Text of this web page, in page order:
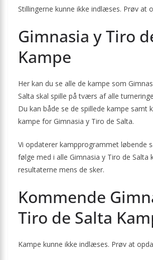
Stillingerne kunne ikke indlæses. Prøv at
Gimnasia y Tiro
Kampe
Her kan du se alle de kampe som
Salta skal spille på tværs af alle
Du kan både se de spillede kampe samt
kampe for Gimnasia y Tiro de Salta.
Vi opdaterer kampprogrammet løbende
følge med i alle Gimnasia y Tiro de Salta
resultaterne mens de sker.
Kommende
Tiro de Salta
Kampe kunne ikke indlæses. Prøv at